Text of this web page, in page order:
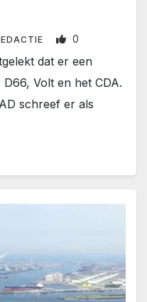
0
dat er een
Volt en het CDA.
schreef er als